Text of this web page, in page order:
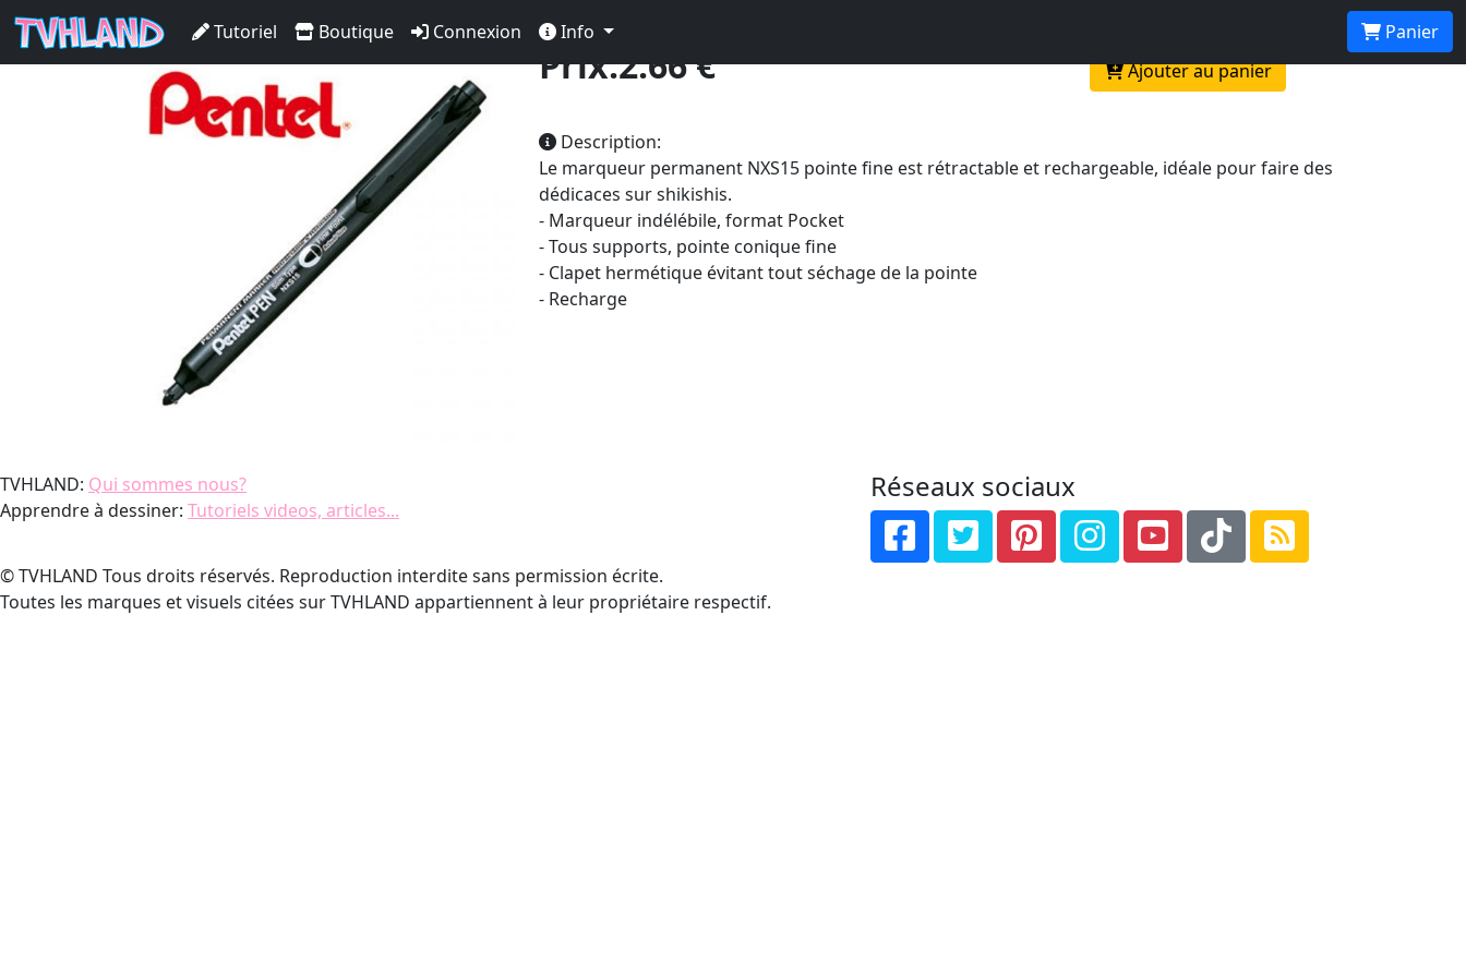
Tutoriel Boutique Connexion Info Panier
Pentel Marqueur Permanent Rétractable NXS15 Noir
Prix:2.66 € Ajouter au panier
Description:
Le marqueur permanent NXS15 pointe fine est rétractable et rechargeable, idéale pour faire des
dédicaces sur shikishis.
- Marqueur indélébile, format Pocket
- Tous supports, pointe conique fine
- Clapet hermétique évitant tout séchage de la pointe
- Recharge
TVHLAND: Qui sommes nous?
Apprendre à dessiner: Tutoriels videos, articles...
Réseaux sociaux
© TVHLAND Tous droits réservés. Reproduction interdite sans permission écrite.
Toutes les marques et visuels citées sur TVHLAND appartiennent à leur propriétaire respectif.